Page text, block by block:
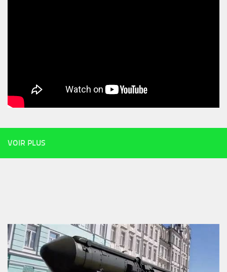
VOIR PLUS